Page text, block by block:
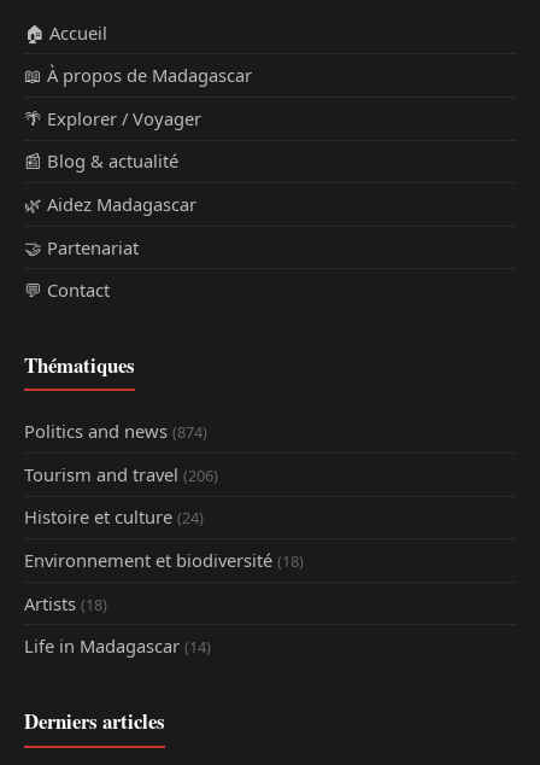
🏠 Accueil
📖 À propos de Madagascar
🌴 Explorer / Voyager
📰 Blog & actualité
🌿 Aidez Madagascar
🤝 Partenariat
💬 Contact
Thématiques
Politics and news (874)
Tourism and travel (206)
Histoire et culture (24)
Environnement et biodiversité (18)
Artists (18)
Life in Madagascar (14)
Derniers articles